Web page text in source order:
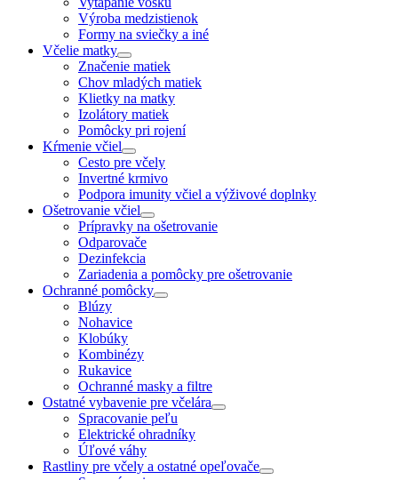
Výroba medzistienok
Formy na sviečky a iné
Včelie matky
Značenie matiek
Chov mladých matiek
Klietky na matky
Izolátory matiek
Pomôcky pri rojení
Kŕmenie včiel
Cesto pre včely
Invertné krmivo
Podpora imunity včiel a výživové doplnky
Ošetrovanie včiel
Prípravky na ošetrovanie
Odparovače
Dezinfekcia
Zariadenia a pomôcky pre ošetrovanie
Ochranné pomôcky
Blúzy
Nohavice
Klobúky
Kombinézy
Rukavice
Ochranné masky a filtre
Ostatné vybavenie pre včelára
Spracovanie peľu
Elektrické ohradníky
Úľové váhy
Rastliny pre včely a ostatné opeľovače